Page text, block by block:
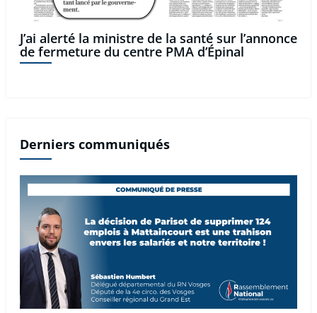
J’ai alerté la ministre de la santé sur l’annonce
de fermeture du centre PMA d’Épinal
Derniers communiqués